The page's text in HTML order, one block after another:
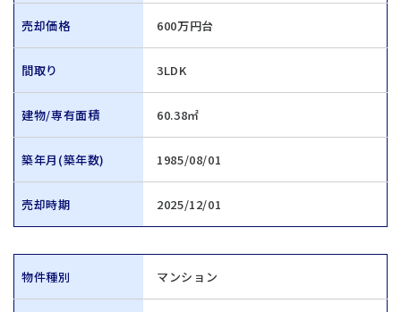
売却価格 600万円台
間取り 3LDK
建物/専有面積 60.38㎡
築年月(築年数) 1985/08/01
売却時期 2025/12/01
物件種別 マンション